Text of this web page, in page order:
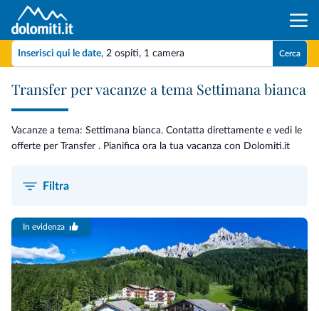
Inserisci qui le date, 2 ospiti, 1 camera Cerca
Transfer per vacanze a tema Settimana bianca
Vacanze a tema: Settimana bianca. Contatta direttamente e vedi le
offerte per Transfer . Pianifica ora la tua vacanza con Dolomiti.it
Filtra
In evidenza